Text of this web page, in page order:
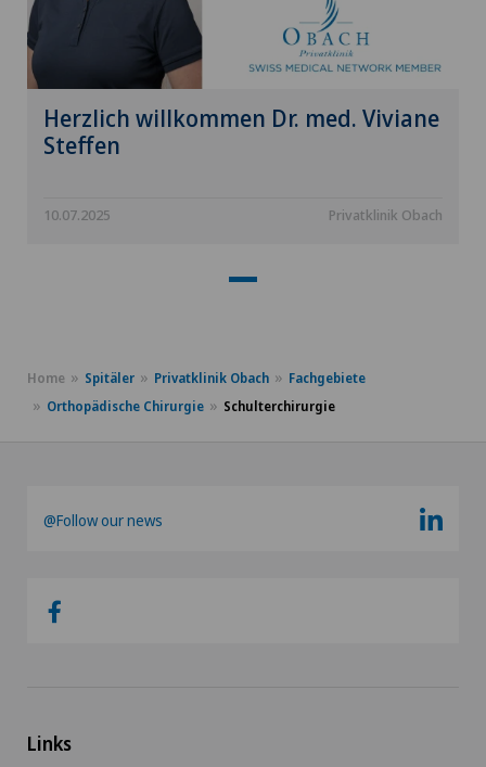
Herzlich willkommen Dr. med. Viviane
Steffen
10.07.2025 Privatklinik Obach
Home Spitäler Privatklinik Obach
Fachgebiete
Orthopädische Chirurgie
Schulterchirurgie
@Follow our news
Links